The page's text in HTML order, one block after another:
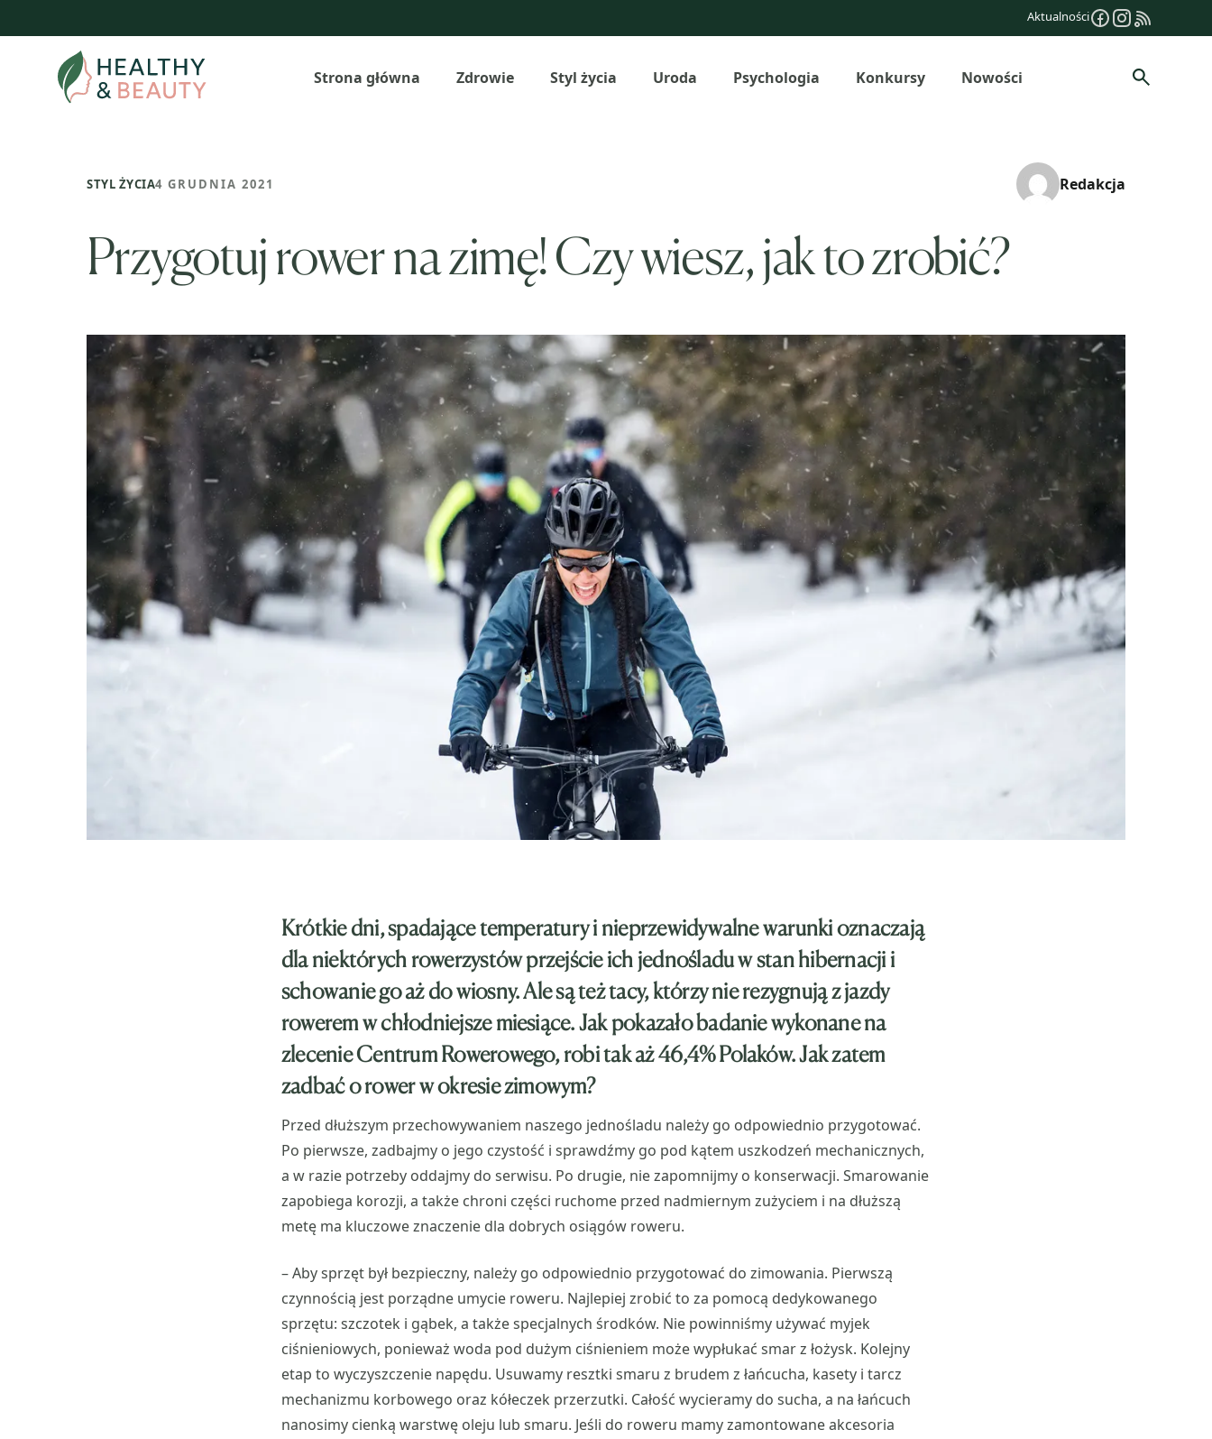
do
Aktualności
Strona główna Zdrowie Styl życia Uroda Psychologia Konkursy Nowości Szukaj
STYL ŻYCIA4 GRUDNIA 2021 Redakcja
Przygotuj rower na zimę! Czy wiesz, jak to zrobić?
Krótkie dni, spadające temperatury i nieprzewidywalne warunki oznaczają
dla niektórych rowerzystów przejście ich jednośladu w stan hibernacji i
schowanie go aż do wiosny. Ale są też tacy, którzy nie rezygnują z jazdy
rowerem w chłodniejsze miesiące. Jak pokazało badanie wykonane na
zlecenie Centrum Rowerowego, robi tak aż 46,4% Polaków. Jak zatem
zadbać o rower w okresie zimowym?
Przed dłuższym przechowywaniem naszego jednośladu należy go odpowiednio przygotować.
Po pierwsze, zadbajmy o jego czystość i sprawdźmy go pod kątem uszkodzeń mechanicznych,
a w razie potrzeby oddajmy do serwisu. Po drugie, nie zapomnijmy o konserwacji. Smarowanie
zapobiega korozji, a także chroni części ruchome przed nadmiernym zużyciem i na dłuższą
metę ma kluczowe znaczenie dla dobrych osiągów roweru.
– Aby sprzęt był bezpieczny, należy go odpowiednio przygotować do zimowania. Pierwszą
czynnością jest porządne umycie roweru. Najlepiej zrobić to za pomocą dedykowanego
sprzętu: szczotek i gąbek, a także specjalnych środków. Nie powinniśmy używać myjek
ciśnieniowych, ponieważ woda pod dużym ciśnieniem może wypłukać smar z łożysk. Kolejny
etap to wyczyszczenie napędu. Usuwamy resztki smaru z brudem z łańcucha, kasety i tarcz
mechanizmu korbowego oraz kółeczek przerzutki. Całość wycieramy do sucha, a na łańcuch
nanosimy cienką warstwę oleju lub smaru. Jeśli do roweru mamy zamontowane akcesoria